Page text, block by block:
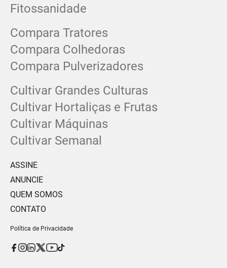
Fitossanidade
Compara Tratores
Compara Colhedoras
Compara Pulverizadores
Cultivar Grandes Culturas
Cultivar Hortaliças e Frutas
Cultivar Máquinas
Cultivar Semanal
ASSINE
ANUNCIE
QUEM SOMOS
CONTATO
Política de Privacidade